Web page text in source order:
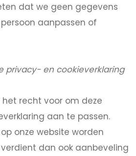
dat we geen gegevens
aanpassen of
privacy- en cookieverklaring
recht voor om deze
aan te passen.
onze website worden
dan ook aanbeveling